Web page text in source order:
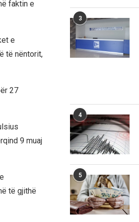
faktin e
e
të nëntorit,
27
9 muaj
të gjithë
3
4
5